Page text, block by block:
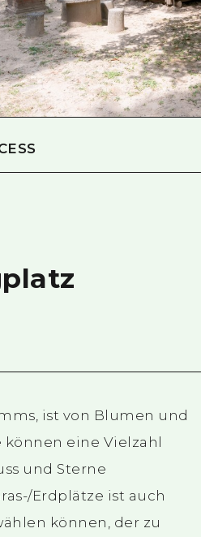
Östliches Yamaguchi
Ehime
Shimane
ist von Blumen und
eine Vielzahl
und Sterne
Erdplätze ist auch
können, der zu